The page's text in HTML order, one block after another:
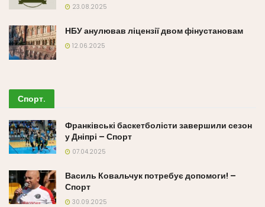
23.08.2025
НБУ анулював ліцензії двом фінустановам
12.06.2025
Спорт.
Франківські баскетболісти завершили сезон
у Дніпрі – Спорт
07.04.2025
Василь Ковальчук потребує допомоги! –
Спорт
30.09.2025